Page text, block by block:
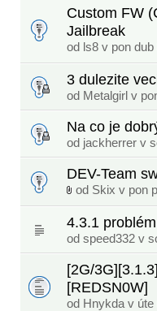
Custom FW
Jailbreak
od ls8 v pon dub
3 dulezite
od Metalgirl v
Na co je
od jackherrer v
DEV-Team
od Skix v pon
4.3.1
od speed332 v
[2G/
[REDSN0W]
od Hnykda v úte